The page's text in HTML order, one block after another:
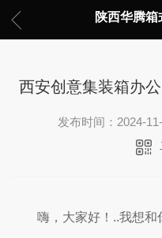
陕西华腾箱
西安创意集装箱办
发布时间：2024-
嗨，大家好！..我想